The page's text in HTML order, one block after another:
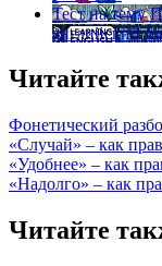
Тест на тему
английский
Читайте
Фонетический
«Случай» – как
«Удобнее» – как
«Надолго» – как
Читайте